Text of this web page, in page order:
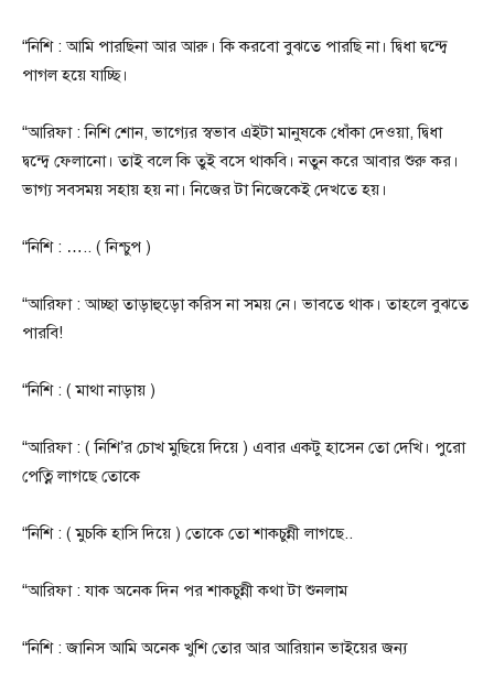
“নিশি : আমি পারছিনা আর আরু। কি করবো বুঝতে পারছি না। দ্বিধা দ্বন্দ্বে
পাগল হয়ে যাচ্ছি।
“আরিফা : নিশি শোন, ভাগ্যের স্বভাব এইটা মানুষকে ধোঁকা দেওয়া, দ্বিধা
দ্বন্দ্বে ফেলানো। তাই বলে কি তুই বসে থাকবি। নতুন করে আবার শুরু কর।
ভাগ্য সবসময় সহায় হয় না। নিজের টা নিজেকেই দেখতে হয়।
“নিশি : ….. ( নিশ্চুপ )
“আরিফা : আচ্ছা তাড়াহুড়ো করিস না সময় নে। ভাবতে থাক। তাহলে বুঝতে
পারবি!
“নিশি : ( মাথা নাড়ায় )
“আরিফা : ( নিশি’র চোখ মুছিয়ে দিয়ে ) এবার একটু হাসেন তো দেখি। পুরো
পেত্নি লাগছে তোকে
“নিশি : ( মুচকি হাসি দিয়ে ) তোকে তো শাকচুন্নী লাগছে..
“আরিফা : যাক অনেক দিন পর শাকচুন্নী কথা টা শুনলাম
“নিশি : জানিস আমি অনেক খুশি তোর আর আরিয়ান ভাইয়ের জন্য